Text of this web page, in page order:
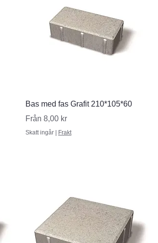
Snabbvisning
Bas med fas Grafit 210*105*60
Från 8,00 kr
Reapris
Skatt ingår | Frakt